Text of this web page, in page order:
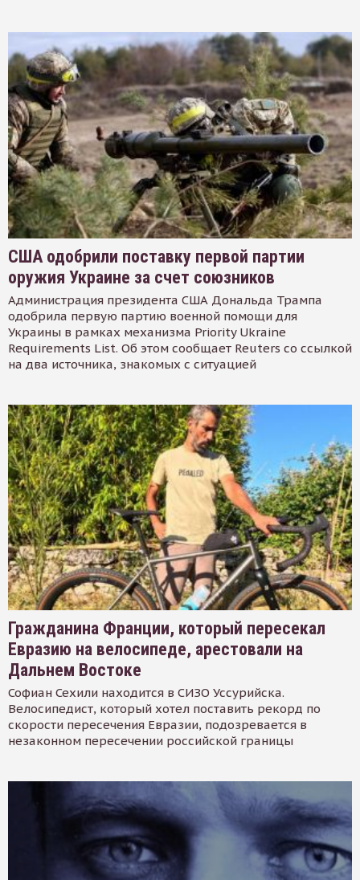
США одобрили поставку первой партии
оружия Украине за счет союзников
Администрация президента США Дональда Трампа
одобрила первую партию военной помощи для
Украины в рамках механизма Priority Ukraine
Requirements List. Об этом сообщает Reuters со ссылкой
на два источника, знакомых с ситуацией
Гражданина Франции, который пересекал
Евразию на велосипеде, арестовали на
Дальнем Востоке
Софиан Сехили находится в СИЗО Уссурийска.
Велосипедист, который хотел поставить рекорд по
скорости пересечения Евразии, подозревается в
незаконном пересечении российской границы